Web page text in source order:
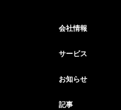
会社情報
企業情報トップ
サービス
サービス紹介 ト
お知らせ
ニュース トップ
記事